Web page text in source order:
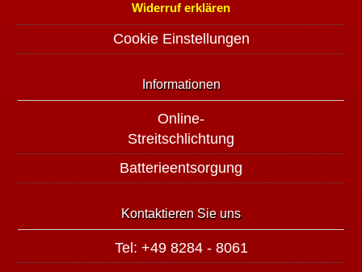
Widerruf erklären
Cookie Einstellungen
Informationen
Online-
Streitschlichtung
Batterieentsorgung
Kontaktieren Sie uns
Tel: +49 8284 - 8061